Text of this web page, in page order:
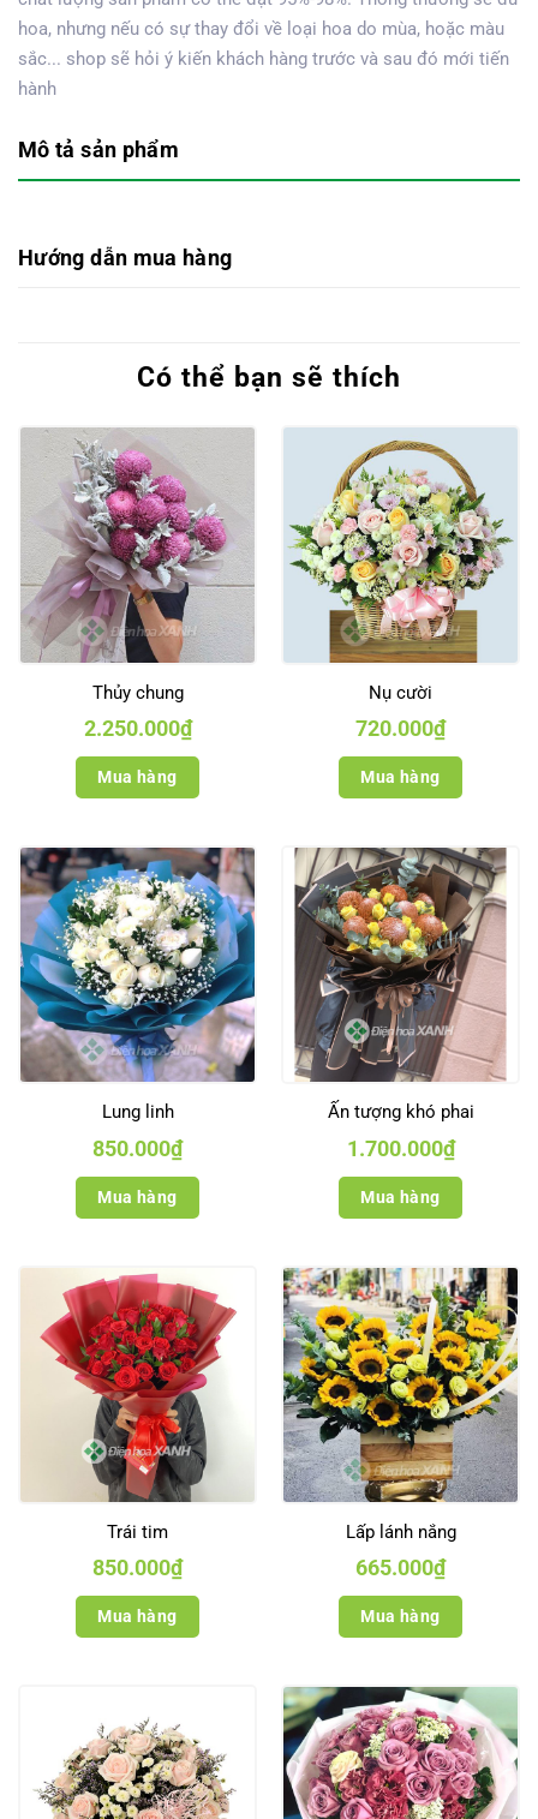
hoa, nhưng nếu có sự thay đổi về loại hoa do mùa, hoặc màu
sắc... shop sẽ hỏi ý kiến khách hàng trước và sau đó mới tiến
hành
Mô tả sản phẩm
Hướng dẫn mua hàng
Có thể bạn sẽ thích
Thủy chung
2.250.000₫
Mua hàng
Nụ cười
720.000₫
Mua hàng
Lung linh
850.000₫
Mua hàng
Ấn tượng khó phai
1.700.000₫
Mua hàng
Trái tim
850.000₫
Mua hàng
Lấp lánh nắng
665.000₫
Mua hàng